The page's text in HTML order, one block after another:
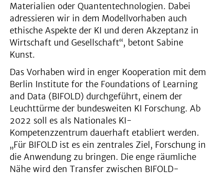
Materialien oder Quantentechnologien. Dabei
adressieren wir in dem Modellvorhaben auch
ethische Aspekte der KI und deren Akzeptanz in
Wirtschaft und Gesellschaft“, betont Sabine
Kunst.
Das Vorhaben wird in enger Kooperation mit dem
Berlin Institute for the Foundations of Learning
and Data (BIFOLD) durchgeführt, einem der
Leuchttürme der bundesweiten KI Forschung. Ab
2022 soll es als Nationales KI-
Kompetenzzentrum dauerhaft etabliert werden.
„Für BIFOLD ist es ein zentrales Ziel, Forschung in
die Anwendung zu bringen. Die enge räumliche
Nähe wird den Transfer zwischen BIFOLD-